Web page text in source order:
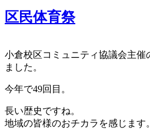
区民体育祭
小倉校区コミュニティ協議会主催
ました。
今年で49回目。
長い歴史ですね。
地域の皆様のおチカラを感じます。